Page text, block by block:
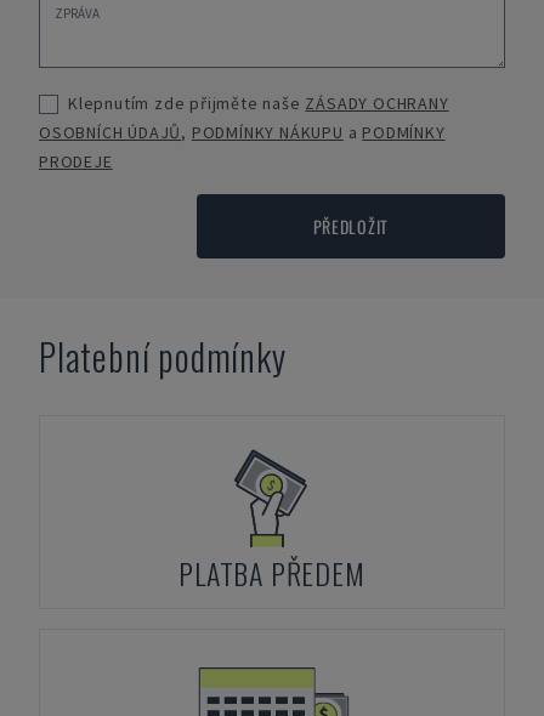
Klepnutím zde přijměte naše ZÁSADY OCHRANY
OSOBNÍCH ÚDAJŮ, PODMÍNKY NÁKUPU a PODMÍNKY
PRODEJE
PŘEDLOŽIT
Platební podmínky
PLATBA PŘEDEM